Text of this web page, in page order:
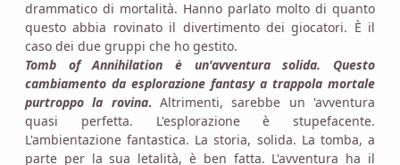
drammatico di mortalità. Hanno parlato molto di quanto
questo abbia rovinato il divertimento dei giocatori. È il
caso dei due gruppi che ho gestito.
Tomb of Annihilation è un'avventura solida. Questo
cambiamento da esplorazione fantasy a trappola mortale
purtroppo la rovina.Altrimenti, sarebbe un 'avventura
quasi perfetta. L'esplorazione è stupefacente.
L'ambientazione fantastica. La storia, solida. La tomba, a
parte per la sua letalità, è ben fatta. L'avventura ha il